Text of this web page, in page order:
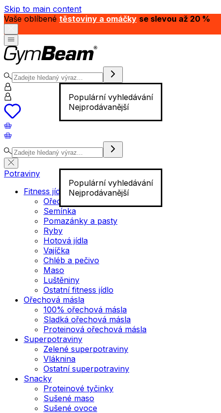
Skip to main content
Vaše oblíbené těstoviny a omáčky se slevou až 20 %
Populární vyhledávání
Nejprodávanější
Populární vyhledávání
Nejprodávanější
Potraviny
Fitness jídlo
Ořechy
Semínka
Pomazánky a pasty
Ryby
Hotová jídla
Vajíčka
Chléb a pečivo
Maso
Luštěniny
Ostatní fitness jídlo
Ořechová másla
100% ořechová másla
Sladká ořechová másla
Proteinová ořechová másla
Superpotraviny
Zelené superpotraviny
Vláknina
Ostatní superpotraviny
Snacky
Proteinové tyčinky
Sušené maso
Sušené ovoce